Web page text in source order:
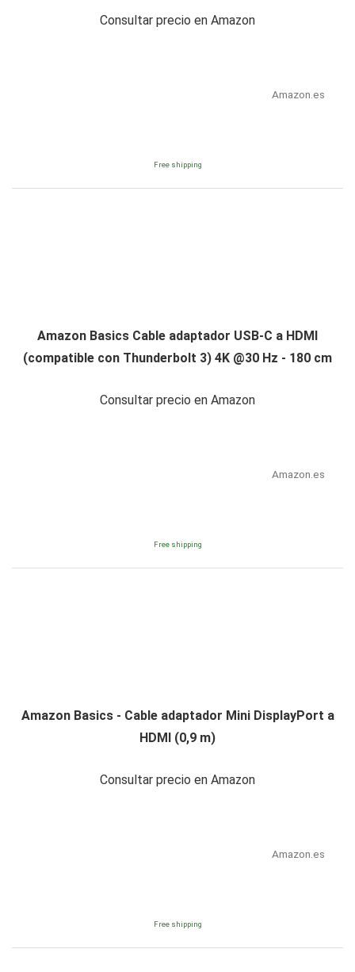
Consultar precio en Amazon
Amazon.es
Free shipping
Amazon Basics Cable adaptador USB-C a HDMI
(compatible con Thunderbolt 3) 4K @30 Hz - 180 cm
Consultar precio en Amazon
Amazon.es
Free shipping
Amazon Basics - Cable adaptador Mini DisplayPort a
HDMI (0,9 m)
Consultar precio en Amazon
Amazon.es
Free shipping